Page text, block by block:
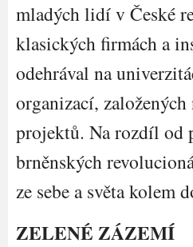
mladých lidí v České
klasických firmách a
odehrával na
organizací,
projektů. Na rozdíl od
brněnských
ze sebe a světa kolem
ZELENÉ ZÁZEMÍ